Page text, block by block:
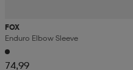
FOX
Enduro Elbow Sleeve
74,99